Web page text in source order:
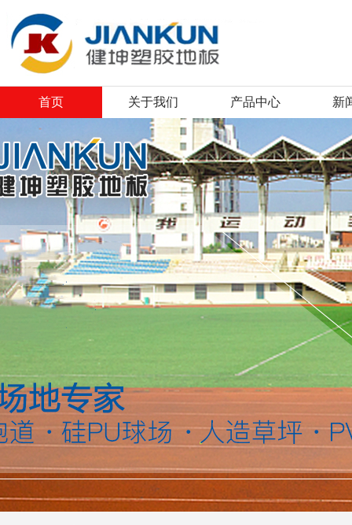
首页 关于我们 产品中心 新